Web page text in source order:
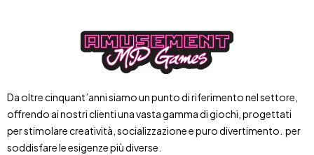
Da oltre cinquant’anni siamo un punto di riferimento nel settore,
offrendo ai nostri clienti una vasta gamma di giochi, progettati
per stimolare creatività, socializzazione e puro divertimento. per
soddisfare le esigenze più diverse.